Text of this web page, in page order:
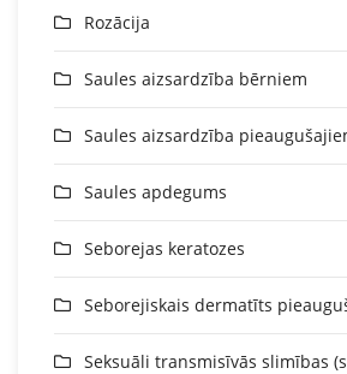
Rozācija
Saules aizsardzība bērniem
Saules aizsardzība
Saules apdegums
Seborejas keratozes
Seborejiskais dermatīts
Seksuāli transmisīvās slimības